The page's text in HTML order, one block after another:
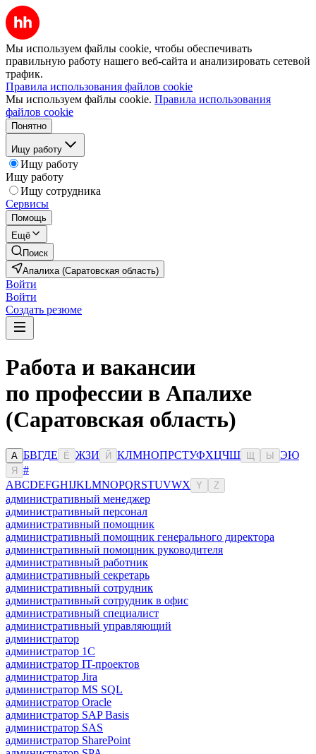
Мы используем файлы cookie, чтобы обеспечивать
правильную работу нашего веб-сайта и анализировать сетевой
трафик.
Правила использования файлов cookie
Мы используем файлы cookie. Правила использования
файлов cookie
Понятно
Ищу работу
Ищу работу
Ищу работу
Ищу сотрудника
Сервисы
Помощь
Ещё
Поиск
Апалиха (Саратовская область)
Войти
Войти
Создать резюме
Работа и вакансии
по профессии в Апалихе
(Саратовская область)
А БВГДЕ Ё ЖЗИ Й КЛМНОПРСТУФХЦЧШ Ы ЭЮ
Я
#
ABCDEFGHIJKLMNOPQRSTUVWX Y Z
административный менеджер
административный персонал
административный помощник
административный помощник генерального директора
административный помощник руководителя
административный работник
административный секретарь
административный сотрудник
административный сотрудник в офис
административный специалист
административный управляющий
администратор
администратор 1С
администратор IT-проектов
администратор Jira
администратор MS SQL
администратор Oracle
администратор SAP Basis
администратор SAS
администратор SharePoint